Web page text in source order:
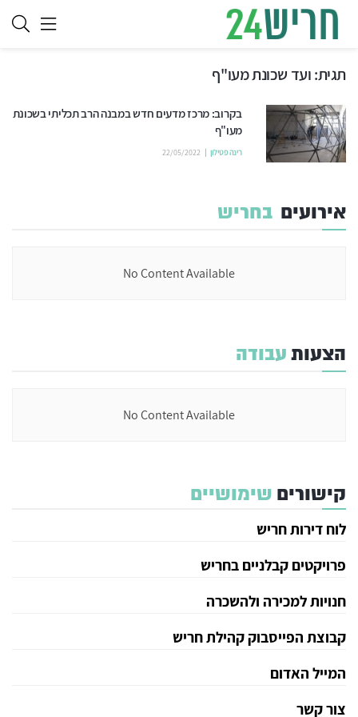
תגית:ועד שכונת מעו"ף
בקרוב: מרכז מדעים חדש במבנה הרב תכליתי בשכונת
מעו"ף
רינה פטילון 22/05/2022
אירועים בחריש
No Content Available
הצעותעבודה
No Content Available
קישורים שימושיים
לוח דירות חריש
פרויקטים קבלניים בחריש
חנויות למכירה ולהשכרה
קבוצת הפייסבוק קהילת חריש
המייל האדום
צור קשר